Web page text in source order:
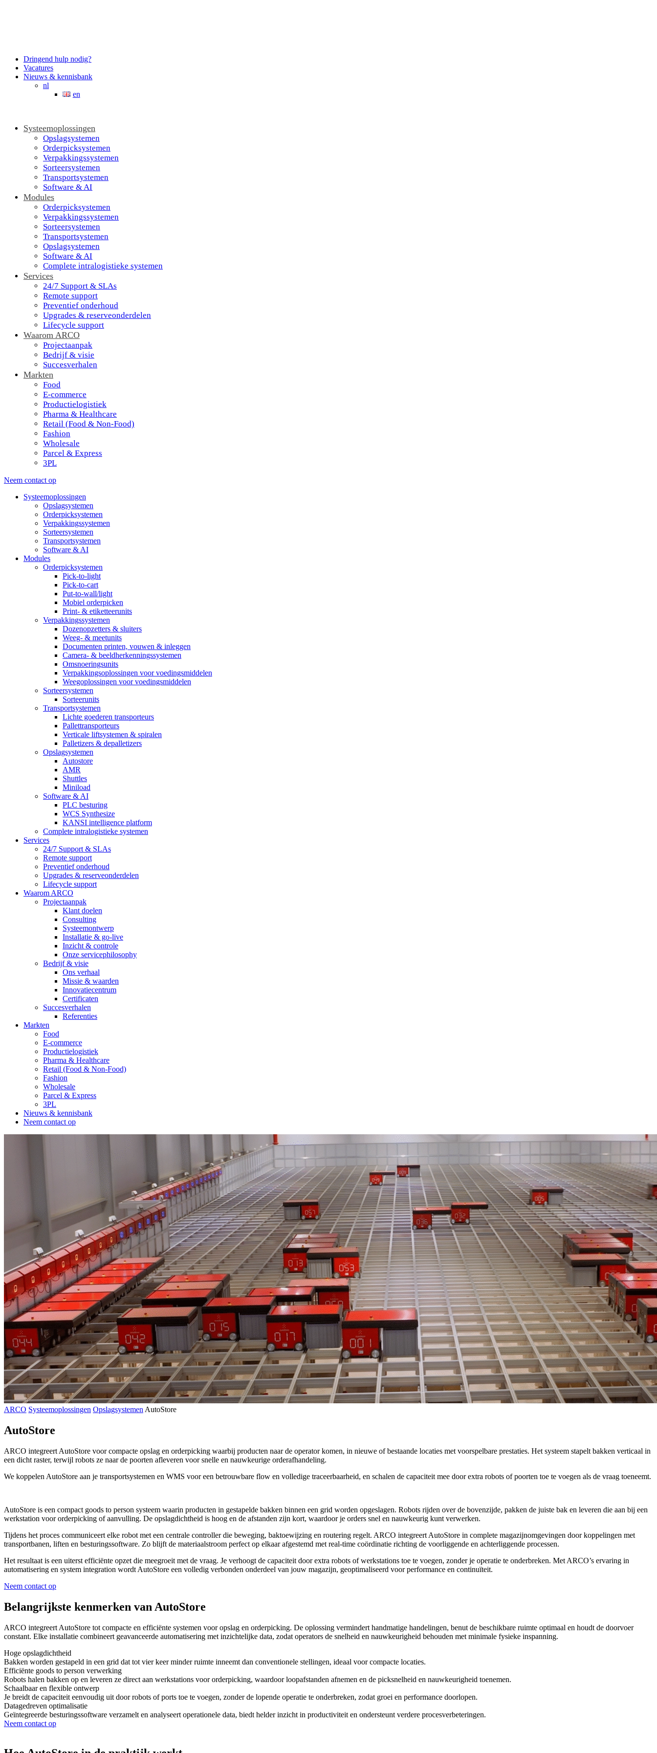
Dringend hulp nodig?
Vacatures
Nieuws & kennisbank
nl
en
Systeemoplossingen
Opslagsystemen
Orderpicksystemen
Verpakkingssystemen
Sorteersystemen
Transportsystemen
Software & AI
Modules
Orderpicksystemen
Verpakkingssystemen
Sorteersystemen
Transportsystemen
Opslagsystemen
Software & AI
Complete intralogistieke systemen
Services
24/7 Support & SLAs
Remote support
Preventief onderhoud
Upgrades & reserveonderdelen
Lifecycle support
Waarom ARCO
Projectaanpak
Bedrijf & visie
Succesverhalen
Markten
Food
E-commerce
Productielogistiek
Pharma & Healthcare
Retail (Food & Non-Food)
Fashion
Wholesale
Parcel & Express
3PL
Neem contact op
Systeemoplossingen
Opslagsystemen
Orderpicksystemen
Verpakkingssystemen
Sorteersystemen
Transportsystemen
Software & AI
Modules
Orderpicksystemen
Pick-to-light
Pick-to-cart
Put-to-wall/light
Mobiel orderpicken
Print- & etiketteerunits
Verpakkingssystemen
Dozenopzetters & sluiters
Weeg- & meetunits
Documenten printen, vouwen & inleggen
Camera- & beeldherkenningssystemen
Omsnoeringsunits
Verpakkingsoplossingen voor voedingsmiddelen
Weegoplossingen voor voedingsmiddelen
Sorteersystemen
Sorteerunits
Transportsystemen
Lichte goederen transporteurs
Pallettransporteurs
Verticale liftsystemen & spiralen
Palletizers & depalletizers
Opslagsystemen
Autostore
AMR
Shuttles
Miniload
Software & AI
PLC besturing
WCS Synthesize
KANSI intelligence platform
Complete intralogistieke systemen
Services
24/7 Support & SLAs
Remote support
Preventief onderhoud
Upgrades & reserveonderdelen
Lifecycle support
Waarom ARCO
Projectaanpak
Klant doelen
Consulting
Systeemontwerp
Installatie & go-live
Inzicht & controle
Onze servicephilosophy
Bedrijf & visie
Ons verhaal
Missie & waarden
Innovatiecentrum
Certificaten
Succesverhalen
Referenties
Markten
Food
E-commerce
Productielogistiek
Pharma & Healthcare
Retail (Food & Non-Food)
Fashion
Wholesale
Parcel & Express
3PL
Nieuws & kennisbank
Neem contact op
ARCO Systeemoplossingen Opslagsystemen AutoStore
AutoStore
ARCO integreert AutoStore voor compacte opslag en orderpicking waarbij producten naar de operator komen, in nieuwe of bestaande locaties met voorspelbare prestaties. Het systeem stapelt bakken verticaal in
een dicht raster, terwijl robots ze naar de poorten afleveren voor snelle en nauwkeurige orderafhandeling.
We koppelen AutoStore aan je transportsystemen en WMS voor een betrouwbare flow en volledige traceerbaarheid, en schalen de capaciteit mee door extra robots of poorten toe te voegen als de vraag toeneemt.
AutoStore is een compact goods to person systeem waarin producten in gestapelde bakken binnen een grid worden opgeslagen. Robots rijden over de bovenzijde, pakken de juiste bak en leveren die aan bij een
werkstation voor orderpicking of aanvulling. De opslagdichtheid is hoog en de afstanden zijn kort, waardoor je orders snel en nauwkeurig kunt verwerken.
Tijdens het proces communiceert elke robot met een centrale controller die beweging, baktoewijzing en routering regelt. ARCO integreert AutoStore in complete magazijnomgevingen door koppelingen met
transportbanen, liften en besturingssoftware. Zo blijft de materiaalstroom perfect op elkaar afgestemd met real-time coördinatie richting de voorliggende en achterliggende processen.
Het resultaat is een uiterst efficiënte opzet die meegroeit met de vraag. Je verhoogt de capaciteit door extra robots of werkstations toe te voegen, zonder je operatie te onderbreken. Met ARCO’s ervaring in
automatisering en system integration wordt AutoStore een volledig verbonden onderdeel van jouw magazijn, geoptimaliseerd voor performance en continuïteit.
Neem contact op
Belangrijkste kenmerken van AutoStore
ARCO integreert AutoStore tot compacte en efficiënte systemen voor opslag en orderpicking. De oplossing vermindert handmatige handelingen, benut de beschikbare ruimte optimaal en houdt de doorvoer
constant. Elke installatie combineert geavanceerde automatisering met inzichtelijke data, zodat operators de snelheid en nauwkeurigheid behouden met minimale fysieke inspanning.
Hoge opslagdichtheid
Bakken worden gestapeld in een grid dat tot vier keer minder ruimte inneemt dan conventionele stellingen, ideaal voor compacte locaties.
Efficiënte goods to person verwerking
Robots halen bakken op en leveren ze direct aan werkstations voor orderpicking, waardoor loopafstanden afnemen en de picksnelheid en nauwkeurigheid toenemen.
Schaalbaar en flexible ontwerp
Je breidt de capaciteit eenvoudig uit door robots of ports toe te voegen, zonder de lopende operatie te onderbreken, zodat groei en performance doorlopen.
Datagedreven optimalisatie
Geïntegreerde besturingssoftware verzamelt en analyseert operationele data, biedt helder inzicht in productiviteit en ondersteunt verdere procesverbeteringen.
Neem contact op